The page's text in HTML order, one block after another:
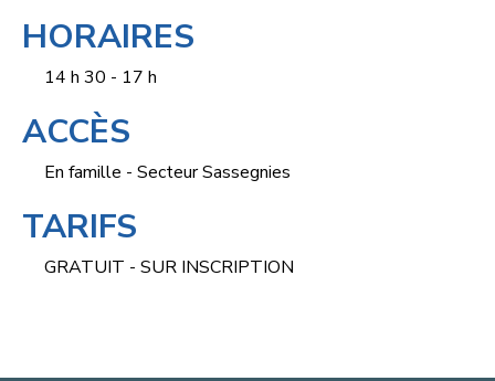
HORAIRES
14 h 30 - 17 h
ACCÈS
En famille - Secteur Sassegnies
TARIFS
GRATUIT - SUR INSCRIPTION